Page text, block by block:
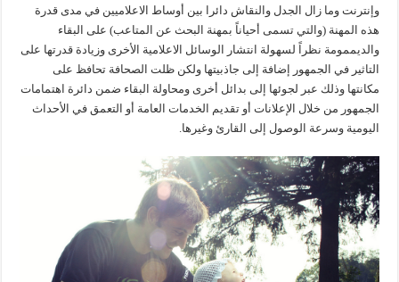
وإنترنت وما زال الجدل والنقاش دائرا بين أوساط الاعلاميين في مدى قدرة
هذه المهنة (والتي تسمى أحياناً بمهنة البحث عن المتاعب) على البقاء
والديممومة نظراً لسهولة انتشار الوسائل الاعلامية الأخرى وزيادة قدرتها على
التاثير في الجمهور إضافة إلى جاذبيتها ولكن ظلت الصحافة تحافظ على
مكانتها وذلك عبر لجوئها إلى بدائل أخرى ومحاولة البقاء ضمن دائرة اهتمامات
الجمهور من خلال الإعلانات أو تقديم الخدمات العامة أو التعمق في الأحداث
اليومية وسرعة الوصول إلى القارئ وغيرها.